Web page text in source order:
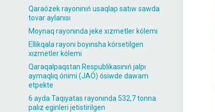
Qaraózek rayonınıń usaqlap satıw sawda
tovar aylanısı
Moynaq rayonında jeke xızmetler kólemi
Ellikqala rayonı boyınsha kórsetilgen
xızmetler kólemi
Qaraqalpaqstan Respublikasınıń jalpı
aymaqlıq ónimi (JAÓ) ósiwde dawam
etpekte
6 ayda Taqıyatas rayonında 532,7 tonna
palız eginleri jetistirilgen